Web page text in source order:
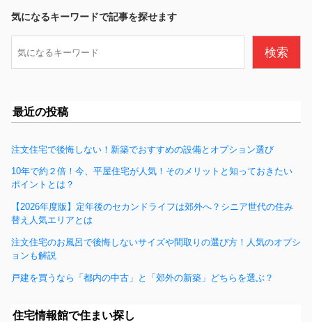
気になるキーワードで記事を探せます
索
検索
最近の投稿
注文住宅で後悔しない！新築でおすすめの設備とオプション選び
10年で約２倍！今、平屋住宅が人気！そのメリットと知っておきたい
ポイントとは？
【2026年度版】定年後のセカンドライフは郊外へ？シニア世代の住み
替え人気エリアとは
注文住宅のお風呂で後悔しないサイズや間取りの選び方！人気のオプシ
ョンも解説
戸建を買うなら「都内の中古」と「郊外の新築」どちらを選ぶ？
住宅情報館で住まい探し